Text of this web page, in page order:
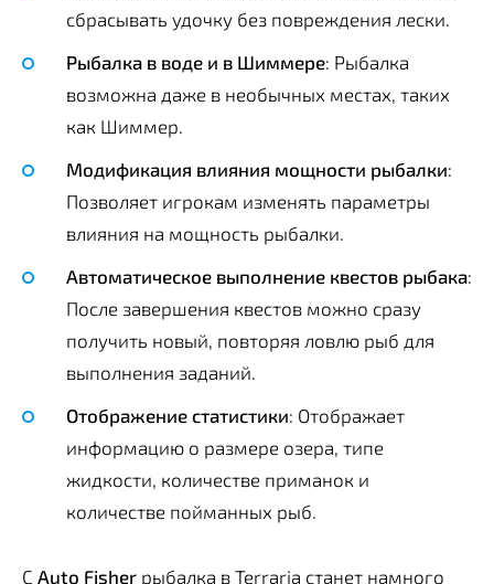
сбрасывать удочку без повреждения лески.
Рыбалка в воде и в Шиммере: Рыбалка
возможна даже в необычных местах, таких
как Шиммер.
Модификация влияния мощности рыбалки:
Позволяет игрокам изменять параметры
влияния на мощность рыбалки.
Автоматическое выполнение квестов рыбака:
После завершения квестов можно сразу
получить новый, повторяя ловлю рыб для
выполнения заданий.
Отображение статистики: Отображает
информацию о размере озера, типе
жидкости, количестве приманок и
количестве пойманных рыб.
С Auto Fisher рыбалка в Terraria станет намного